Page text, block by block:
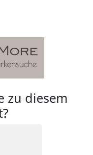
zu diesem